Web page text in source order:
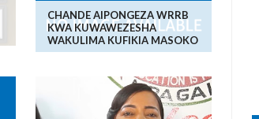
CHANDE AIPONGEZA WRRB
KWA KUWAWEZESHA
WAKULIMA KUFIKIA MASOKO